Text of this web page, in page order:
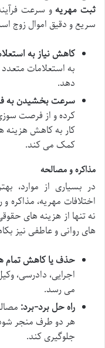
ثبت مهریهو سرعت
سریع و دقیق اموال زوج
کاهش نیاز به
به استعلامات
دهد.
سرعت بخشیدن به
کرده و از فرصت
کار به کاهش هزینه
کمک می کند.
مذاکره و مصالحه
در بسیاری از موارد،
اختلافات مهریه،
نه تنها از هزینه های
های روانی و عاطفی نیز
حذف یا کاهش تمام
اجرایی، دادرسی،
می رسد.
راه حل برد-برد:
هر دو طرف منجر
جلوگیری کند.